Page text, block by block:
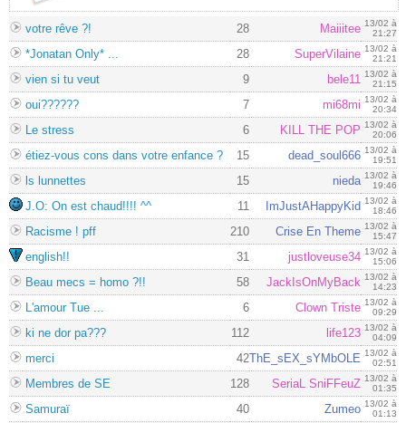
votre rêve ?! 28 Maiiitee 13/02 à
21:27
*Jonatan Only* ... 28 SuperVilaine 13/02 à
21:21
vien si tu veut 9 bele11 13/02 à
21:15
oui?????? 7 mi68mi 13/02 à
20:34
Le stress 6 KILL THE POP 13/02 à
20:06
étiez-vous cons dans votre enfance ? 15 dead_soul666 13/02 à
19:51
ls lunnettes 15 nieda 13/02 à
19:46
J.O: On est chaud!!!! ^^ 11 ImJustAHappyKid 13/02 à
18:46
Racisme ! pff 210 Crise En Theme 13/02 à
15:47
english!! 31 justloveuse34 13/02 à
15:06
Beau mecs = homo ?!! 58 JackIsOnMyBack 13/02 à
14:23
L'amour Tue ... 6 Clown Triste 13/02 à
09:29
ki ne dor pa??? 112 life123 13/02 à
04:09
merci 42ThE_sEX_sYMbOLE 13/02 à
02:51
Membres de SE 128 SeriaL SniFFeuZ 13/02 à
01:35
Samuraï 40 Zumeo 13/02 à
01:13